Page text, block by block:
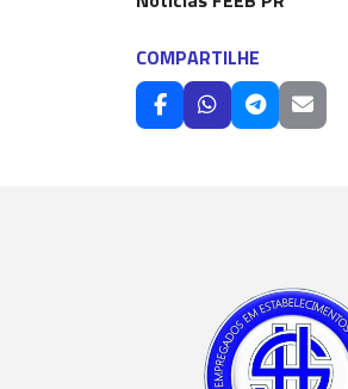
COMPARTILHE